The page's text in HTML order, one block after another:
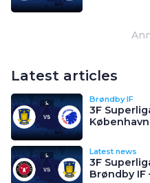
Latest articles
Brøndby IF
3F
Latest news
3F
Brøndby IF